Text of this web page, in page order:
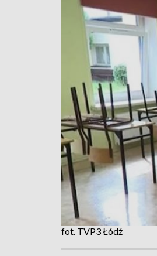
fot. TVP3 Łódź